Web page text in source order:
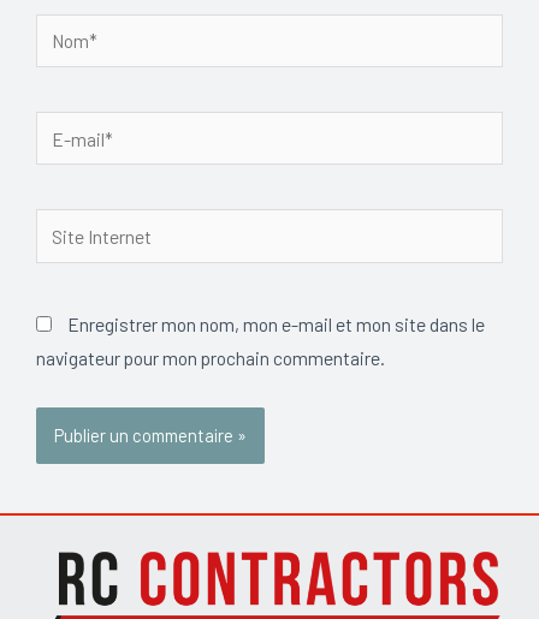
mail*
Internet
Enregistrer mon nom, mon e-mail et mon site dans le
navigateur pour mon prochain commentaire.